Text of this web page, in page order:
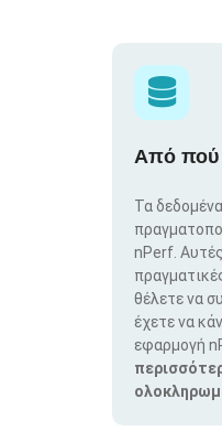
Από πού
Τα
nPerf. Αυτές
θέλετε να
έχετε να
εφαρμογή